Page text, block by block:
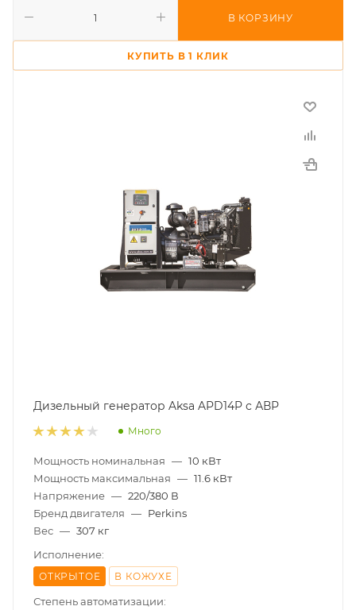
В КОРЗИНУ
КУПИТЬ В 1 КЛИК
Дизельный генератор Aksa APD14P с АВР
Много
Мощность номинальная — 10 кВт
Мощность максимальная — 11.6 кВт
Напряжение — 220/380 В
Бренд двигателя — Perkins
Вес — 307 кг
Исполнение:
ОТКРЫТОЕ В КОЖУХЕ
Степень автоматизации: